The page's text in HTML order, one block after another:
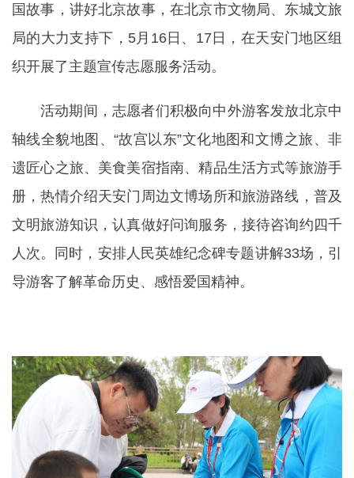
国故事，讲好北京故事，在北京市文物局、东城文旅
局的大力支持下，5月16日、17日，在天安门地区组
织开展了主题宣传志愿服务活动。
活动期间，志愿者们积极向中外游客发放北京中
轴线全貌地图、“故宫以东”文化地图和文博之旅、非
遗匠心之旅、美食美宿指南、精品生活方式等旅游手
册，热情介绍天安门周边文博场所和旅游路线，普及
文明旅游知识，认真做好问询服务，接待咨询约四千
人次。同时，安排人民英雄纪念碑专题讲解33场，引
导游客了解革命历史、感悟爱国精神。